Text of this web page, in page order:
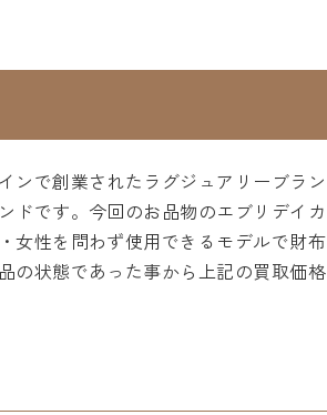
ンで創業されたラグジュアリーブラン
ドです。今回のお品物のエブリデイカ
女性を問わず使用できるモデルで財布
の状態であった事から上記の買取価格